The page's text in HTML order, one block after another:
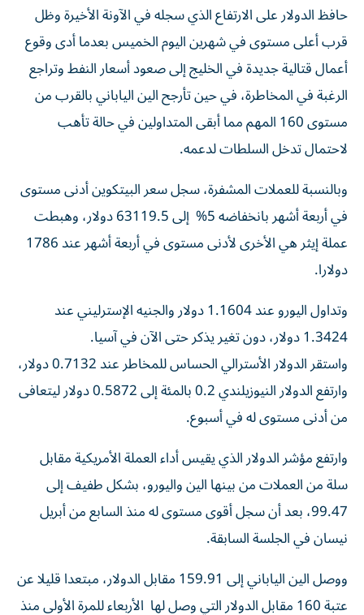
حافظ الدولار على الارتفاع الذي سجله في الآونة الأخيرة وظل
قرب أعلى مستوى في شهرين ‌اليوم الخميس بعدما أدى وقوع
أعمال قتالية جديدة في الخليج ​إلى ⁠صعود أسعار النفط وتراجع
الرغبة في ‌المخاطرة، في حين تأرجح الين ‌الياباني بالقرب من
مستوى 160 المهم مما أبقى المتداولين في حالة تأهب
لاحتمال تدخل السلطات لدعمه.
وبالنسبة للعملات المشفرة، ⁠سجل سعر البيتكوين أدنى مستوى
في أربعة أشهر ​بانخفاضه 5% إلى 63119.5 دولار، وهبطت
عملة إيثر هي الأخرى لأدنى مستوى في أربعة أشهر ⁠عند 1786
دولارا.
وتداول اليورو عند 1.1604 دولار والجنيه الإسترليني عند
1.3424 دولار، دون تغير يذكر حتى الآن ​في آسيا.
واستقر الدولار الأسترالي الحساس للمخاطر عند 0.7132 ‌دولار،
وارتفع الدولار النيوزيلندي 0.2 بالمئة إلى 0.5872 دولار ليتعافى
من أدنى مستوى له في أسبوع.
وارتفع مؤشر الدولار الذي ⁠يقيس أداء العملة الأمريكية مقابل
سلة من العملات من بينها الين واليورو، بشكل طفيف إلى
99.47، بعد أن سجل أقوى مستوى ​له ‌منذ السابع من أبريل
نيسان في الجلسة السابقة.
ووصل الين ‌الياباني إلى 159.91 مقابل الدولار، مبتعدا قليلا عن
عتبة 160 مقابل الدولار التي وصل لها الأربعاء للمرة الأولى منذ